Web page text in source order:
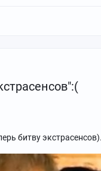
битву экстрасенсов).